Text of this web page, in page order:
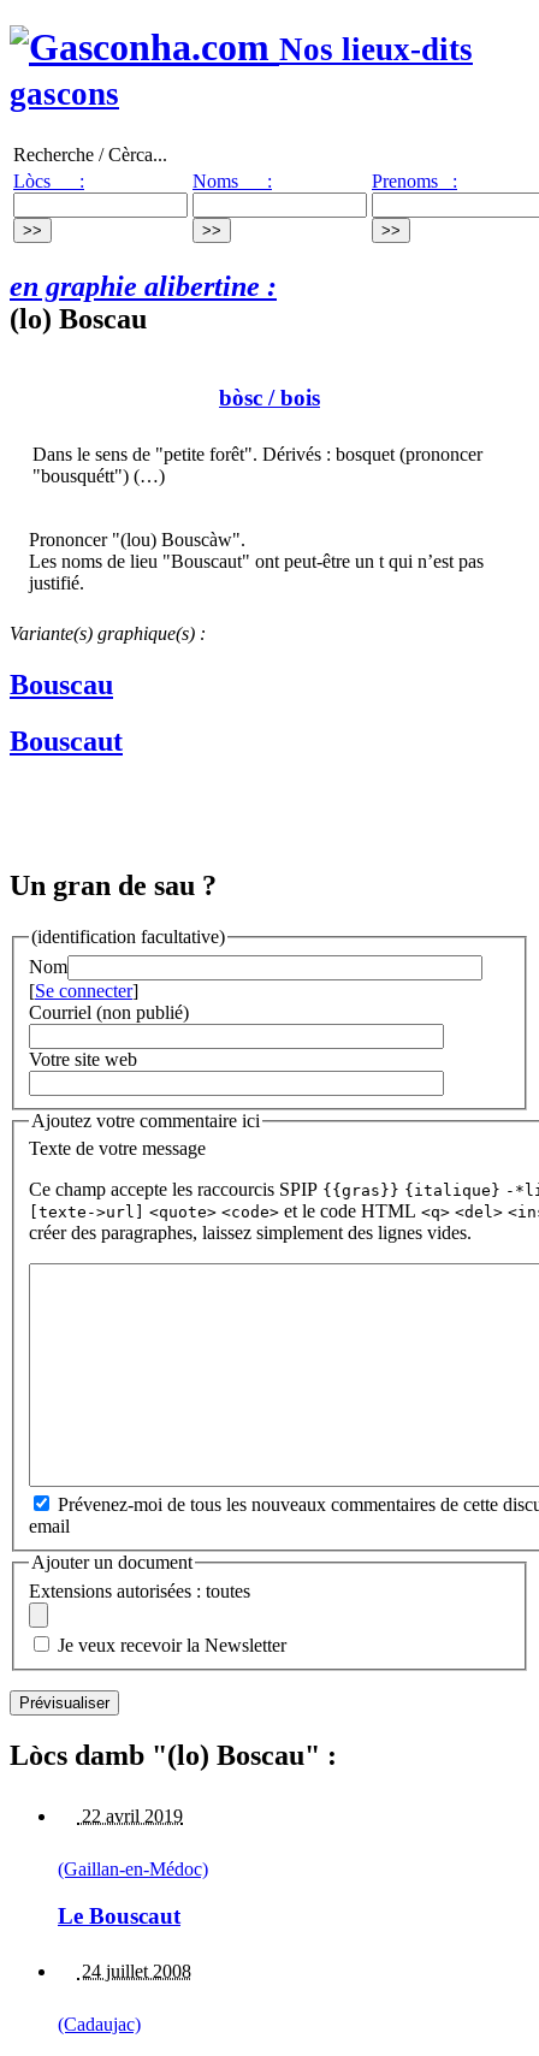
Nos lieux-dits
gascons
Recherche / Cèrca...
Lòcs :
Noms : Prenoms :
en graphie alibertine :
(lo) Boscau
bòsc / bois
Dans le sens de "petite forêt". Dérivés : bosquet (prononcer
"bousquétt") (…)
Prononcer "(lou) Bouscàw".
Les noms de lieu "Bouscaut" ont peut-être un t qui n’est pas
justifié.
Variante(s) graphique(s) :
Bouscau
Bouscaut
Un gran de sau ?
(identification facultative)
Nom
[Se connecter]
Courriel (non publié)
Votre site web
Ajoutez votre commentaire ici
Texte de votre message
Ce champ accepte les raccourcis SPIP {{gras}} {italique} -
[texte->url]
<quote> <code> et le code HTML <q> <del>
créer des paragraphes, laissez simplement des lignes vides.
Prévenez-moi de tous les nouveaux commentaires de cette
email
Ajouter un document
Extensions autorisées : toutes
Je veux recevoir la Newsletter
Lòcs damb "(lo) Boscau" :
22 avril 2019
(Gaillan-en-Médoc)
Le Bouscaut
24 juillet 2008
(Cadaujac)